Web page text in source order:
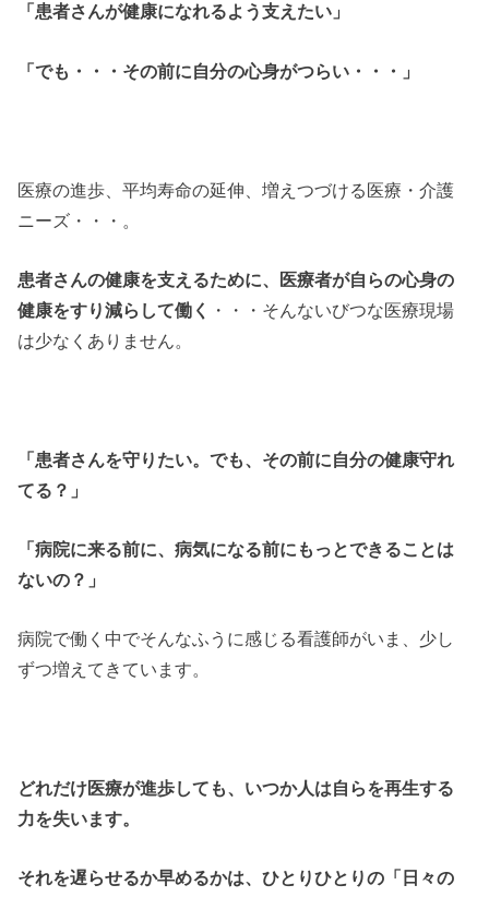
「患者さんが健康になれるよう支えたい」
「でも・・・その前に自分の心身がつらい・・・」
医療の進歩、平均寿命の延伸、増えつづける医療・介護
ニーズ・・・。
患者さんの健康を支えるために、医療者が自らの心身の
健康をすり減らして働く
・・・そんないびつな医療現場
は少なくありません。
「患者さんを守りたい。でも、その前に自分の健康守れ
てる？」
「病院に来る前に、病気になる前にもっとできることは
ないの？」
病院で働く中でそんなふうに感じる看護師がいま、少し
ずつ増えてきています。
どれだけ医療が進歩しても、いつか人は自らを再生する
力を失います。
それを遅らせるか早めるかは、ひとりひとりの「日々の